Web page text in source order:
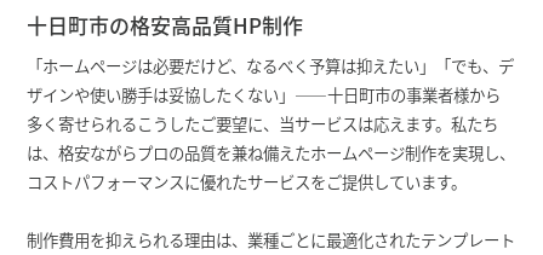
十日町市の格安高品質HP制作
「ホームページは必要だけど、なるべく予算は抑えたい」「でも、デ
ザインや使い勝手は妥協したくない」――十日町市の事業者様から
多く寄せられるこうしたご要望に、当サービスは応えます。私たち
は、格安ながらプロの品質を兼ね備えたホームページ制作を実現し、
コストパフォーマンスに優れたサービスをご提供しています。
制作費用を抑えられる理由は、業種ごとに最適化されたテンプレート